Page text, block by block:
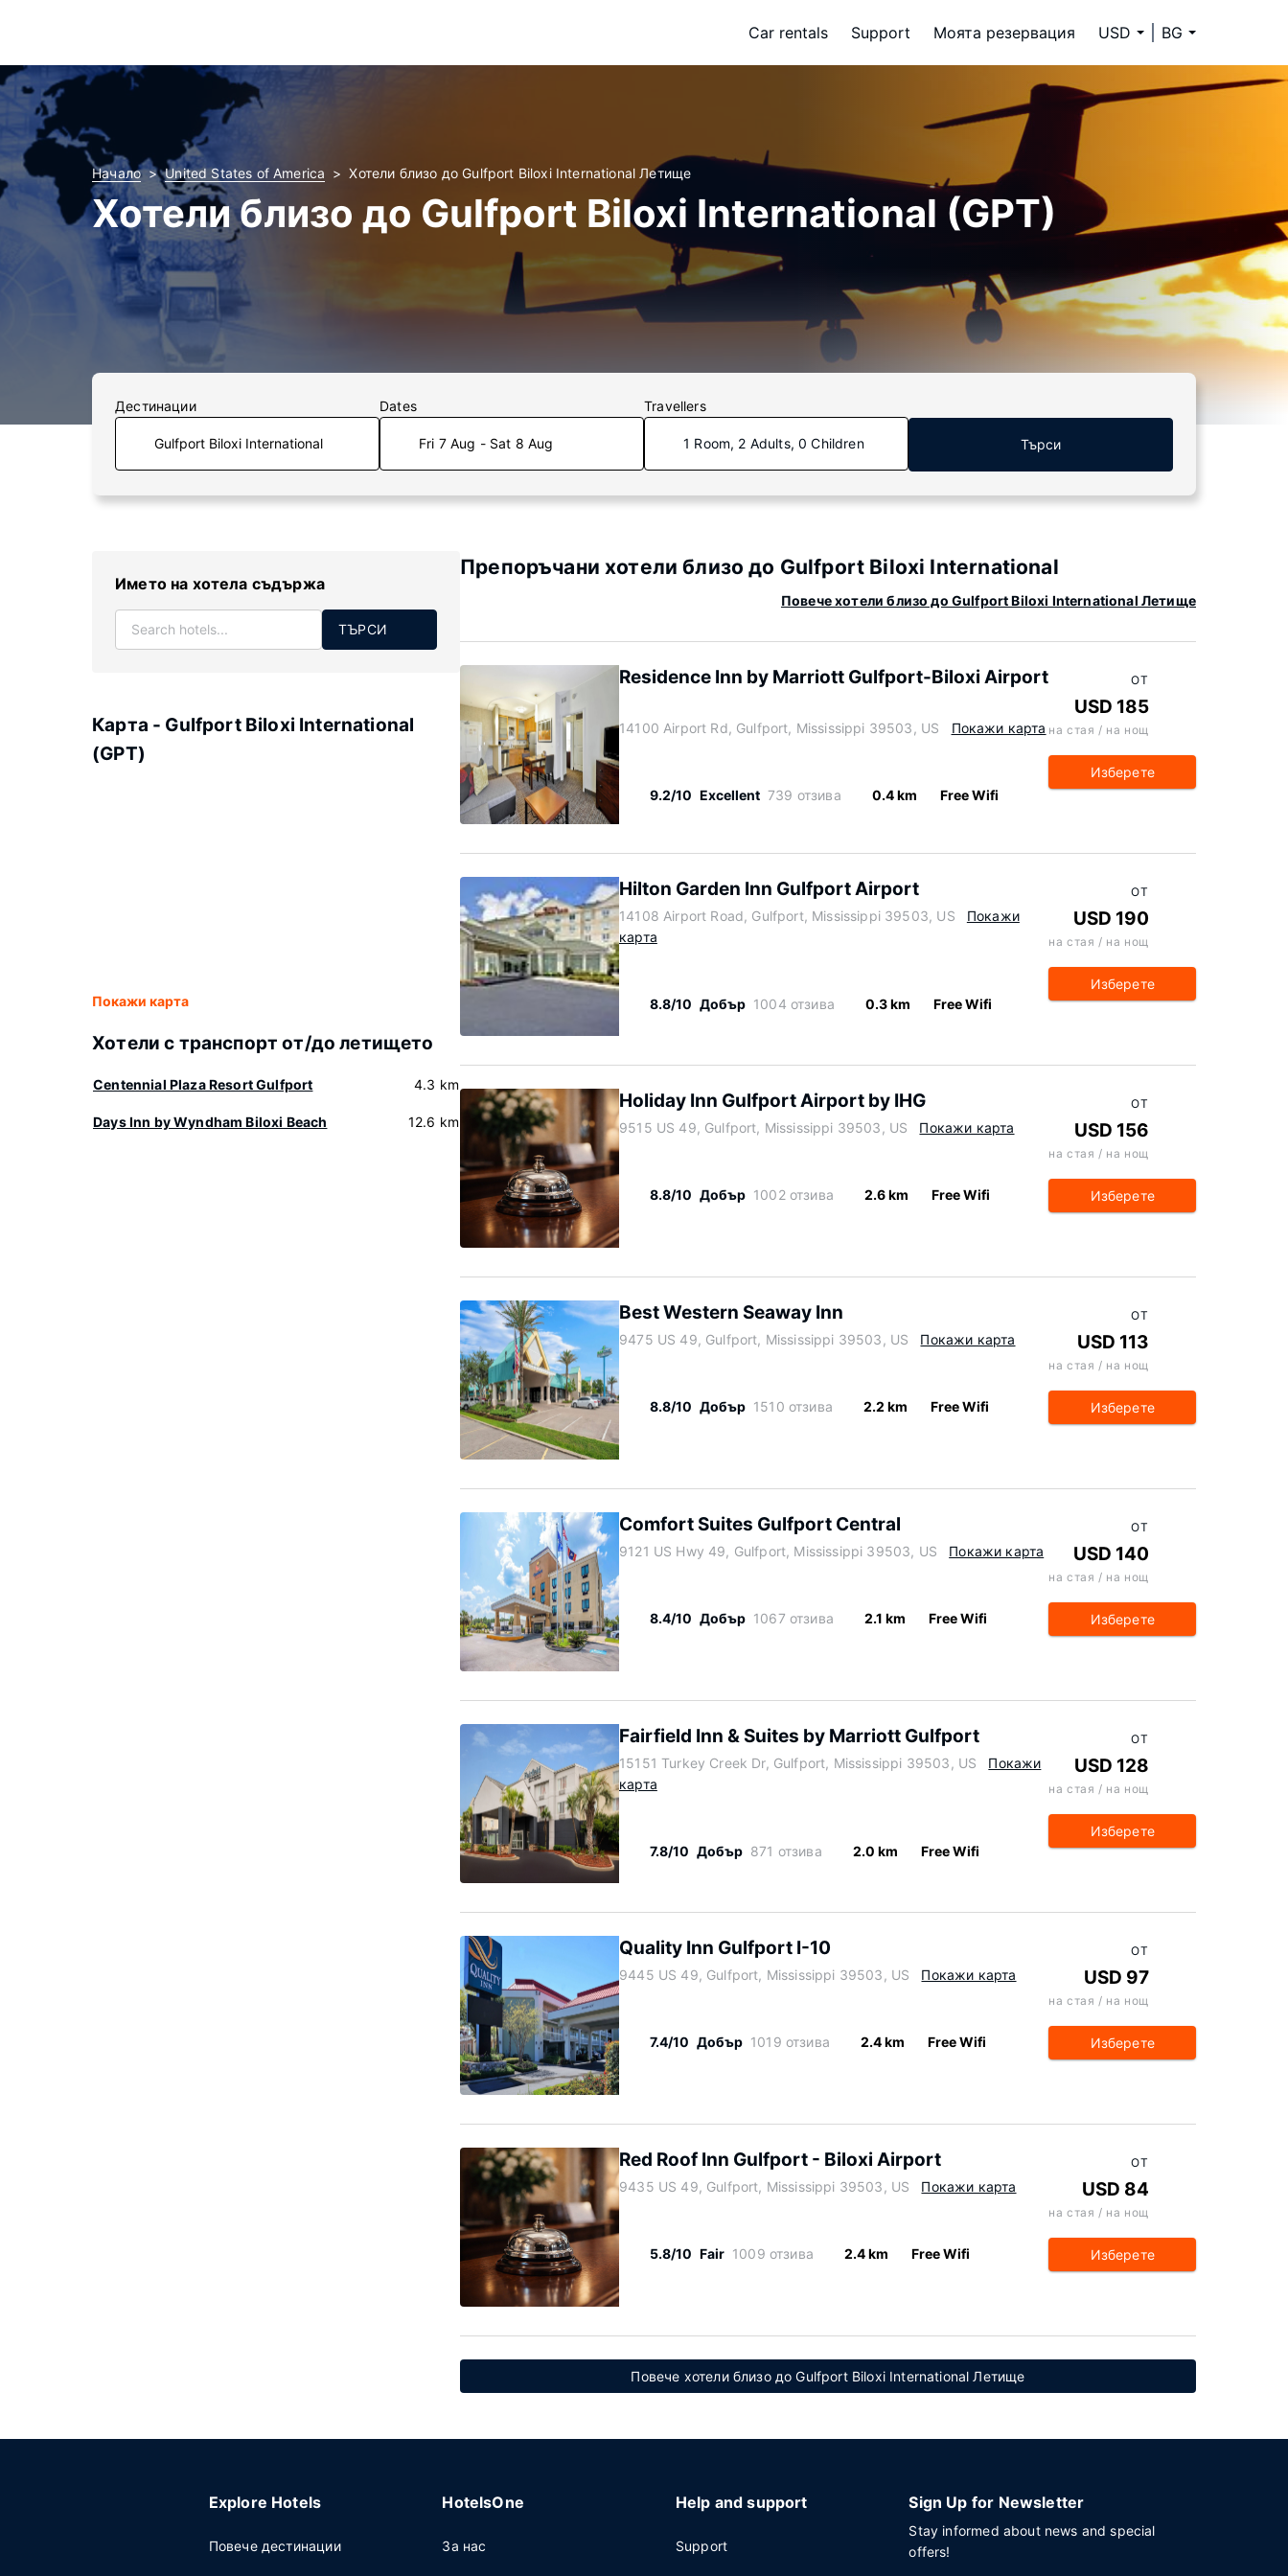
Car rentals Support Моята резервация USD BG
Начало United States of America Хотели близо до Gulfport Biloxi International Летище
Хотели близо до Gulfport Biloxi International (GPT)
Дестинации Dates
Fri 7 Aug - Sat 8 Aug
Travellers
1 Room, 2 Adults, 0 Children Търси
Името на хотела съдържа
ТЪРСИ
Карта - Gulfport Biloxi International
(GPT)
Покажи карта
Хотели с транспорт от/до летището
Centennial Plaza Resort Gulfport 4.3 km
Days Inn by Wyndham Biloxi Beach 12.6 km
Препоръчани хотели близо до Gulfport Biloxi International
Повече хотели близо до Gulfport Biloxi International Летище
Residence Inn by Marriott Gulfport-Biloxi Airport
14100 Airport Rd, Gulfport, Mississippi 39503, US Покажи карта
9.2/10 Excellent 739 отзива 0.4 km Free Wifi
ОТ
USD 185
на стая / на нощ
Изберете
Hilton Garden Inn Gulfport Airport
14108 Airport Road, Gulfport, Mississippi 39503, US
Покажи
карта
8.8/10 Добър 1004 отзива 0.3 km Free Wifi
ОТ
USD 190
на стая / на нощ
Изберете
Holiday Inn Gulfport Airport by IHG
9515 US 49, Gulfport, Mississippi 39503, US Покажи карта
8.8/10 Добър 1002 отзива 2.6 km Free Wifi
ОТ
USD 156
на стая / на нощ
Изберете
Best Western Seaway Inn
9475 US 49, Gulfport, Mississippi 39503, US Покажи карта
8.8/10 Добър 1510 отзива 2.2 km Free Wifi
ОТ
USD 113
на стая / на нощ
Изберете
Comfort Suites Gulfport Central
9121 US Hwy 49, Gulfport, Mississippi 39503, US Покажи карта
8.4/10 Добър 1067 отзива 2.1 km Free Wifi
ОТ
USD 140
на стая / на нощ
Изберете
Fairfield Inn & Suites by Marriott Gulfport
15151 Turkey Creek Dr, Gulfport, Mississippi 39503, US
Покажи
карта
7.8/10 Добър 871 отзива 2.0 km Free Wifi
ОТ
USD 128
на стая / на нощ
Изберете
Quality Inn Gulfport I-10
9445 US 49, Gulfport, Mississippi 39503, US Покажи карта
7.4/10 Добър 1019 отзива 2.4 km Free Wifi
ОТ
USD 97
на стая / на нощ
Изберете
Red Roof Inn Gulfport - Biloxi Airport
9435 US 49, Gulfport, Mississippi 39503, US Покажи карта
5.8/10 Fair 1009 отзива 2.4 km Free Wifi
ОТ
USD 84
на стая / на нощ
Изберете
Повече хотели близо до Gulfport Biloxi International Летище
Explore Hotels
Повече дестинации
HotelsOne
За нас
Help and support
Support
Sign Up for Newsletter
Stay informed about news and special
offers!